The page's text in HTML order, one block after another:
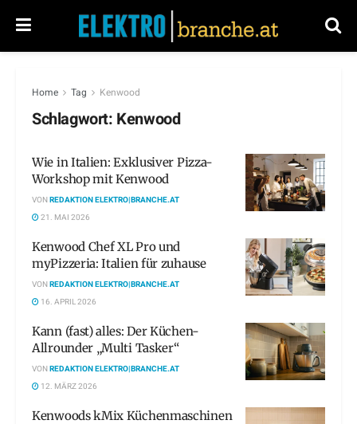
Home Tag Kenwood
Schlagwort: Kenwood
Wie in Italien: Exklusiver Pizza-
Workshop mit Kenwood
VONREDAKTION ELEKTRO|BRANCHE.AT
21. MAI 2026
Kenwood Chef XL Pro und
myPizzeria: Italien für zuhause
VONREDAKTION ELEKTRO|BRANCHE.AT
16. APRIL 2026
Kann (fast) alles: Der Küchen-
Allrounder „Multi Tasker“
VONREDAKTION ELEKTRO|BRANCHE.AT
12. MÄRZ 2026
Kenwoods kMix Küchenmaschinen